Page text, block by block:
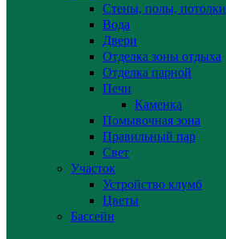
Стены, полы, потолки
Вода
Двери
Отделка зоны отдыха
Отделка парной
Печи
Каменка
Помывочная зона
Правильный пар
Свет
Участок
Устройство клумб
Цветы
Бассейн